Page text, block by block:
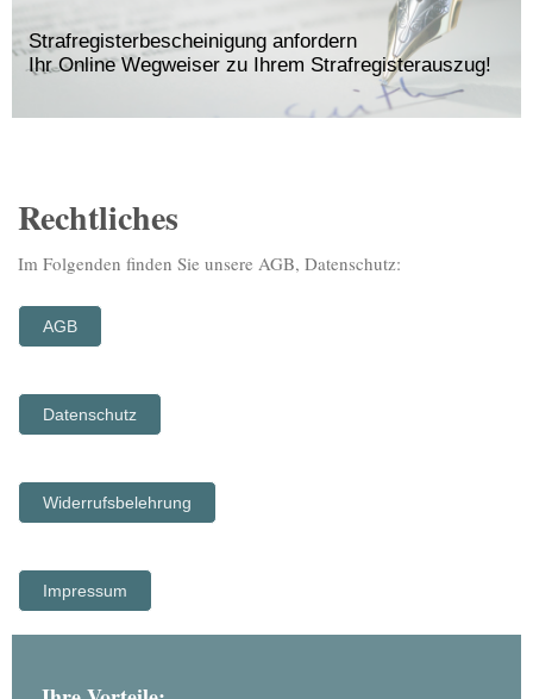
Strafregisterbescheinigung anfordern
Ihr Online Wegweiser zu Ihrem Strafregisterauszug!
Rechtliches
Im Folgenden finden Sie unsere AGB, Datenschutz:
AGB
Datenschutz
Widerrufsbelehrung
Impressum